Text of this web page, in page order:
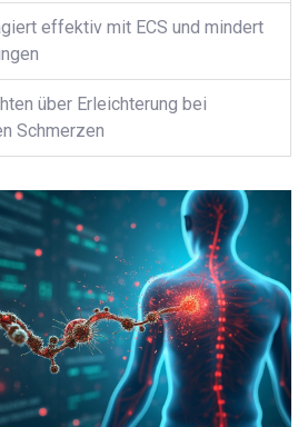
effektiv mit ECS und mindert
über Erleichterung bei
Schmerzen